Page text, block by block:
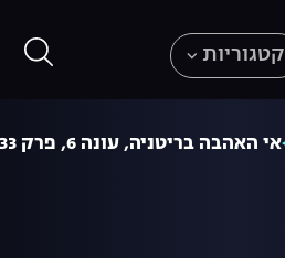
קטגוריות
אי האהבה בריטניה, עונה 6, פרק 33